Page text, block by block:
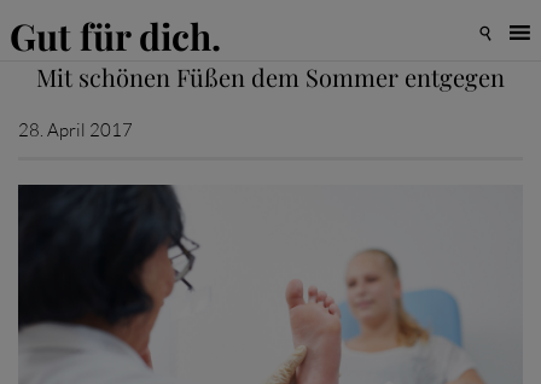
Gut für dich. 
Mit schönen Füßen dem Sommer entgegen
28. April 2017